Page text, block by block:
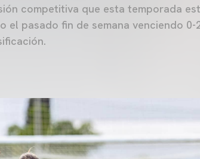
competitiva que esta temporada
el pasado fin de semana venciendo 0-